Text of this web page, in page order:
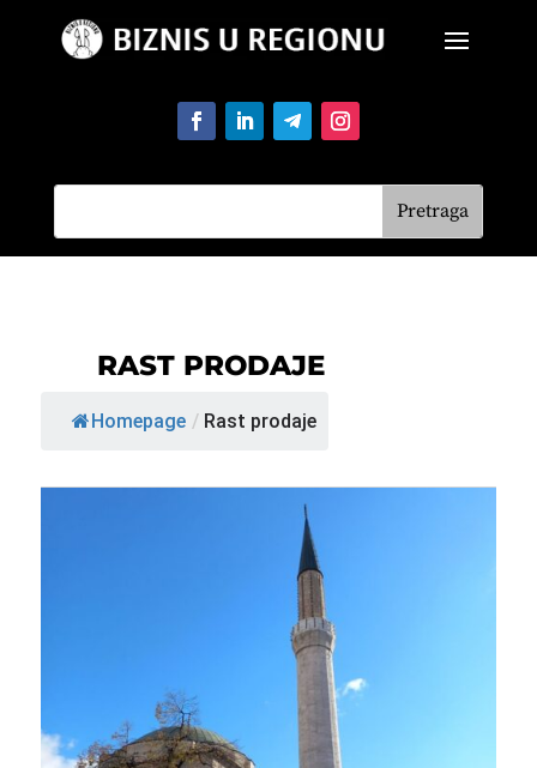
RAST PRODAJE
Homepage / Rast prodaje